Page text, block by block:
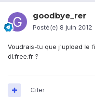
goodbye_rer
Posté(e) 8 juin 2012
Voudrais-tu que j'upload le
dl.free.fr ?
Citer